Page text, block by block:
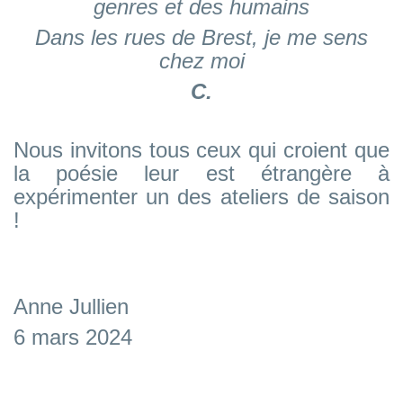
genres et des humains
Dans les rues de Brest, je me sens
chez moi
C.
Nous invitons tous ceux qui croient que
la poésie leur est étrangère à
expérimenter un des ateliers de saison
!
Anne Jullien
6 mars 2024